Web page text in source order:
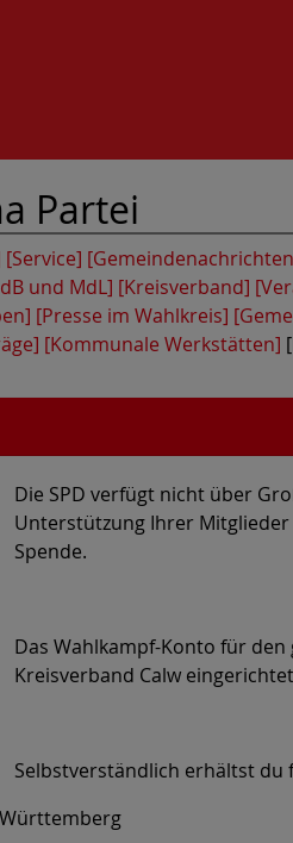
Partei
[Service]
und MdL] [Kreisverband]
[Presse im Wahlkreis]
[Kommunale Werkstätten]
Die SPD verfügt nicht über
Unterstützung Ihrer
Spende.
Das Wahlkampf-Konto für
Kreisverband Calw
Selbstverständlich erhältst du